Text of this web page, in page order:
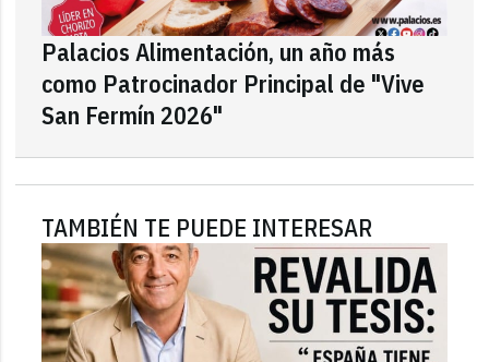
Palacios Alimentación, un año más
como Patrocinador Principal de "Vive
San Fermín 2026"
TAMBIÉN TE PUEDE INTERESAR